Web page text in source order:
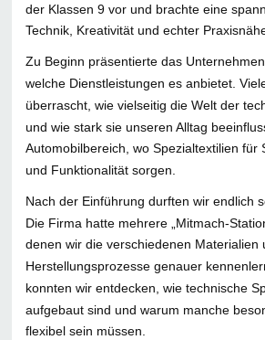
der Klassen 9 vor und brachte eine
Technik, Kreativität und echter
Zu Beginn präsentierte das
welche Dienstleistungen es anbietet.
überrascht, wie vielseitig die Welt der
und wie stark sie unseren Alltag
Automobilbereich, wo Spezialtextilien für
und Funktionalität sorgen.
Nach der Einführung durften wir endlich
Die Firma hatte mehrere „Mitmach-
denen wir die verschiedenen Materialien
Herstellungsprozesse genauer
konnten wir entdecken, wie technische
aufgebaut sind und warum manche
flexibel sein müssen.